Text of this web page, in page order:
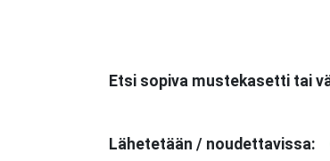
Etsi sopiva mustekasetti tai
Lähetetään / noudettavissa: